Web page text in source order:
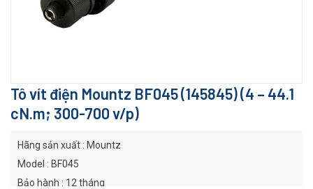
Tô vít điện Mountz BF045 (145845) (4 – 44.1
cN.m; 300-700 v/p)
Hãng sản xuất : Mountz
Model : BF045
Bảo hành : 12 tháng